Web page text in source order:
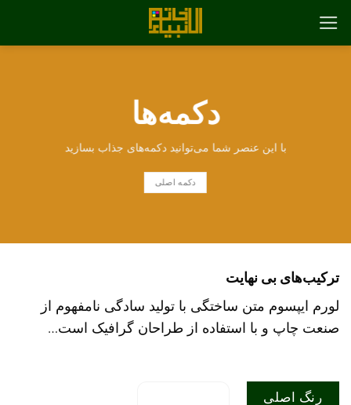
دکمه‌ها
با این عنصر شما می‌توانید دکمه‌های جذاب بسازید
دکمه اصلی
ترکیب‌های بی نهایت
لورم ایپسوم متن ساختگی با تولید سادگی نامفهوم از
صنعت چاپ و با استفاده از طراحان گرافیک است…
رنگ اصلی